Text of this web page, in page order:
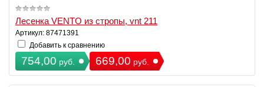
Лесенка VENTO из стропы, vnt 211
Артикул: 87471391
Добавить к сравнению
754,00 руб. 669,00 руб.